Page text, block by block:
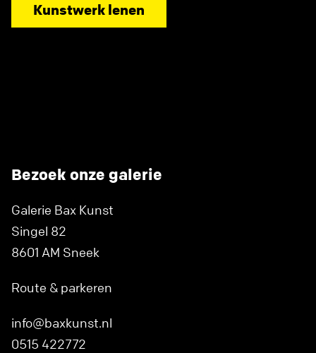
Kunstwerk lenen
Bezoek onze galerie
Galerie Bax Kunst
Singel 82
8601 AM Sneek
Route & parkeren
info@baxkunst.nl
0515 422772